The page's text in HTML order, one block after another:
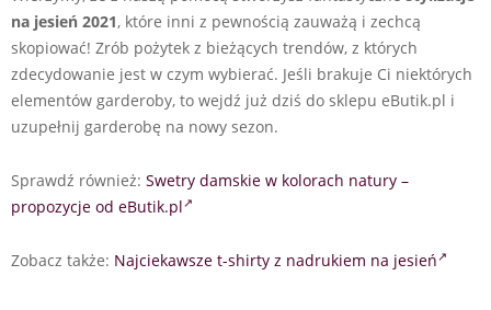
na jesień 2021, które inni z pewnością zauważą i zechcą
skopiować! Zrób pożytek z bieżących trendów, z których
zdecydowanie jest w czym wybierać. Jeśli brakuje Ci niektórych
elementów garderoby, to wejdź już dziś do sklepu eButik.pl i
uzupełnij garderobę na nowy sezon.
Sprawdź również: Swetry damskie w kolorach natury –
propozycje od eButik.pl
Zobacz także: Najciekawsze t-shirty z nadrukiem na jesień